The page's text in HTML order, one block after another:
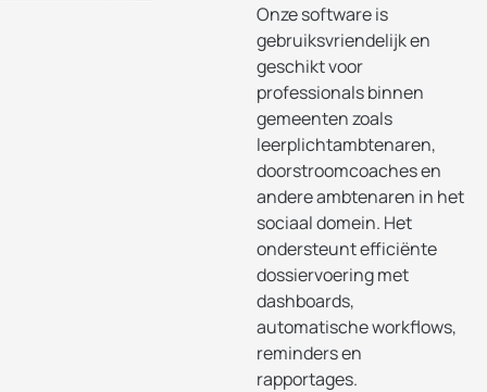
Onze software is
gebruiksvriendelijk en
geschikt voor
professionals binnen
gemeenten zoals
leerplichtambtenaren,
doorstroomcoaches en
andere ambtenaren in het
sociaal domein. Het
ondersteunt efficiënte
dossiervoering met
dashboards,
automatische workflows,
reminders en
rapportages.